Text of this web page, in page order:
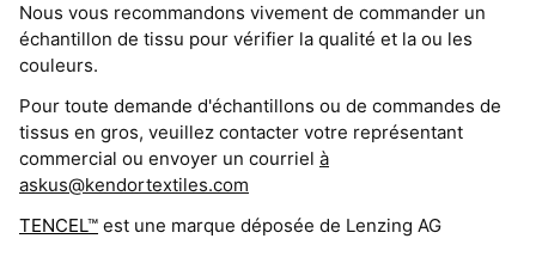
Nous vous recommandons vivement de commander un
échantillon de tissu pour vérifier la qualité et la ou les
couleurs.
Pour toute demande d'échantillons ou de commandes de
tissus en gros, veuillez contacter votre représentant
commercial ou envoyer un courriel à
askus@kendortextiles.com
TENCEL™ est une marque déposée de Lenzing AG